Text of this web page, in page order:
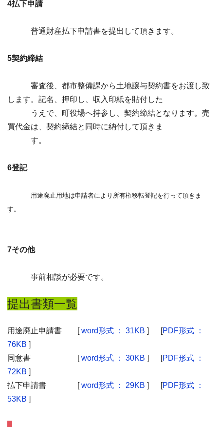
4払下申請
普通財産払下申請書を提出して頂きます。
5契約締結
審査後、都市整備課から土地譲与契約書をお渡し致
します。記名、押印し、収入印紙を貼付した
うえで、町役場へ持参し、契約締結となります。売
買代金は、契約締結と同時に納付して頂きま
す。
6登記
用途廃止用地は申請者により所有権移転登記を行って頂きま
す。
7その他
事前相談が必要です。
提出書類一覧
用途廃止申請書 [word形式 ： 31KB ] [PDF形式 ：
76KB ]
同意書 [word形式 ： 30KB ] [PDF形式 ：
72KB ]
払下申請書 [word形式 ： 29KB ] [PDF形式 ：
53KB ]